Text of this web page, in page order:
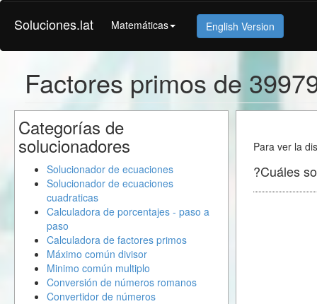
Soluciones.lat Matemáticas English Version
Factores primos de
Para ver la
?Cuáles
Categorías de
solucionadores
Solucionador de ecuaciones
Solucionador de ecuaciones
cuadraticas
Calculadora de porcentajes - paso a
paso
Calculadora de factores primos
Máximo común divisor
Minimo común multiplo
Conversión de números romanos
Convertidor de números